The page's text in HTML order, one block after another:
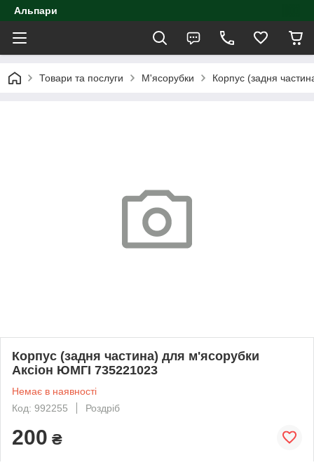
Альпари
Товари та послуги М'ясорубки Корпус (задня
Корпус (задня частина) для м'ясорубки
Аксіон ЮМГІ 735221023
Немає в наявності
Код: 992255
Роздріб
200 ₴